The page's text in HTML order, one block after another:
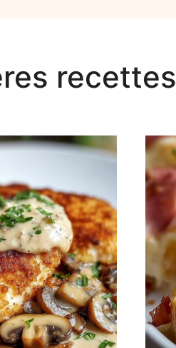
recettes